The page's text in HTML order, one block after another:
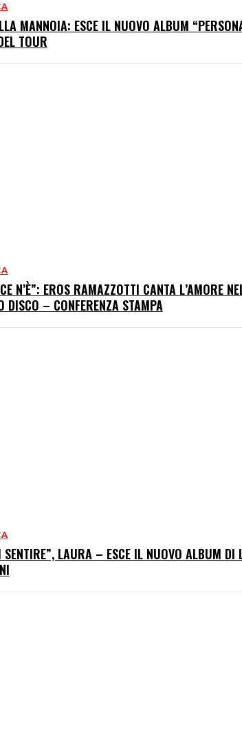
MANNOIA: ESCE IL NUOVO ALBUM
TOUR
N’È”: EROS RAMAZZOTTI CANTA L’AMORE
DISCO – CONFERENZA STAMPA
SENTIRE”, LAURA – ESCE IL NUOVO ALBUM DI